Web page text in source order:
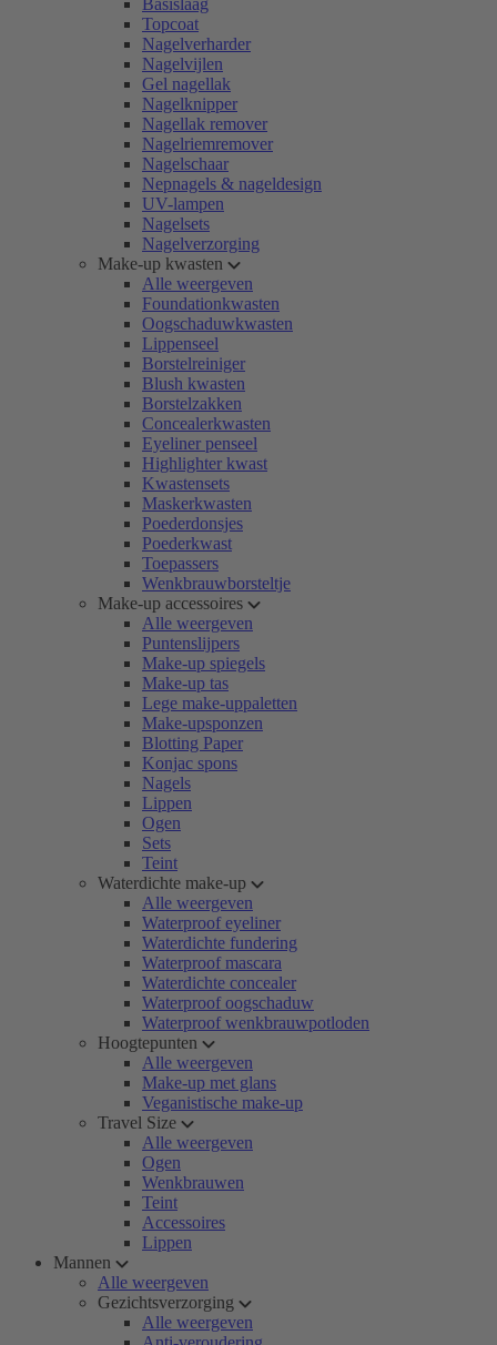
Basislaag
Topcoat
Nagelverharder
Nagelvijlen
Gel nagellak
Nagelknipper
Nagellak remover
Nagelriemremover
Nagelschaar
Nepnagels & nageldesign
UV-lampen
Nagelsets
Nagelverzorging
Make-up kwasten
Alle weergeven
Foundationkwasten
Oogschaduwkwasten
Lippenseel
Borstelreiniger
Blush kwasten
Borstelzakken
Concealerkwasten
Eyeliner penseel
Highlighter kwast
Kwastensets
Maskerkwasten
Poederdonsjes
Poederkwast
Toepassers
Wenkbrauwborsteltje
Make-up accessoires
Alle weergeven
Puntenslijpers
Make-up spiegels
Make-up tas
Lege make-uppaletten
Make-upsponzen
Blotting Paper
Konjac spons
Nagels
Lippen
Ogen
Sets
Teint
Waterdichte make-up
Alle weergeven
Waterproof eyeliner
Waterdichte fundering
Waterproof mascara
Waterdichte concealer
Waterproof oogschaduw
Waterproof wenkbrauwpotloden
Hoogtepunten
Alle weergeven
Make-up met glans
Veganistische make-up
Travel Size
Alle weergeven
Ogen
Wenkbrauwen
Teint
Accessoires
Lippen
Mannen
Alle weergeven
Gezichtsverzorging
Alle weergeven